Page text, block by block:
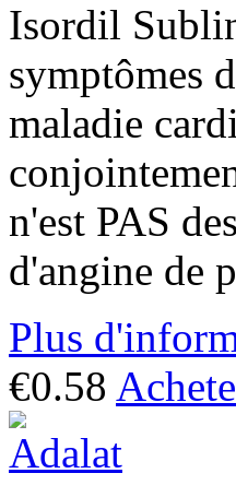
Isordil
symptômes
maladie
n'est PAS
d'angine de
Plus
€0.58